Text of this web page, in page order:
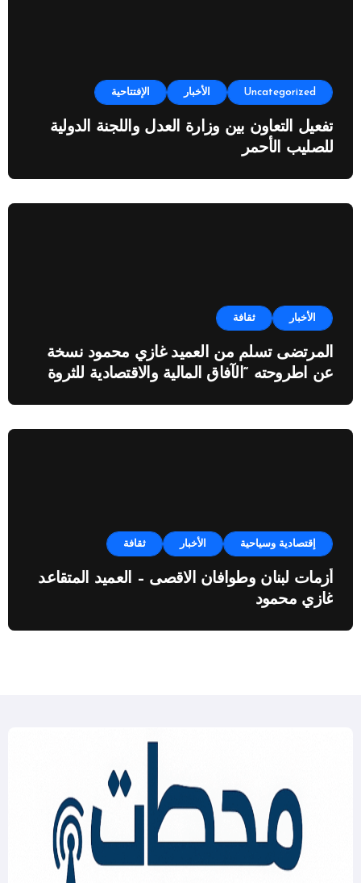
Uncategorized الأخبار الإفتتاحية
تفعيل التعاون بين وزارة العدل واللجنة الدولية
للصليب الأحمر
الأخبار ثقافة
المرتضى تسلم من العميد غازي محمود نسخة
عن اطروحته “الآفاق المالية والاقتصادية للثروة
إقتصادية وسياحية الأخبار ثقافة
أزمات لبنان وطوافان الاقصى – العميد المتقاعد
غازي محمود